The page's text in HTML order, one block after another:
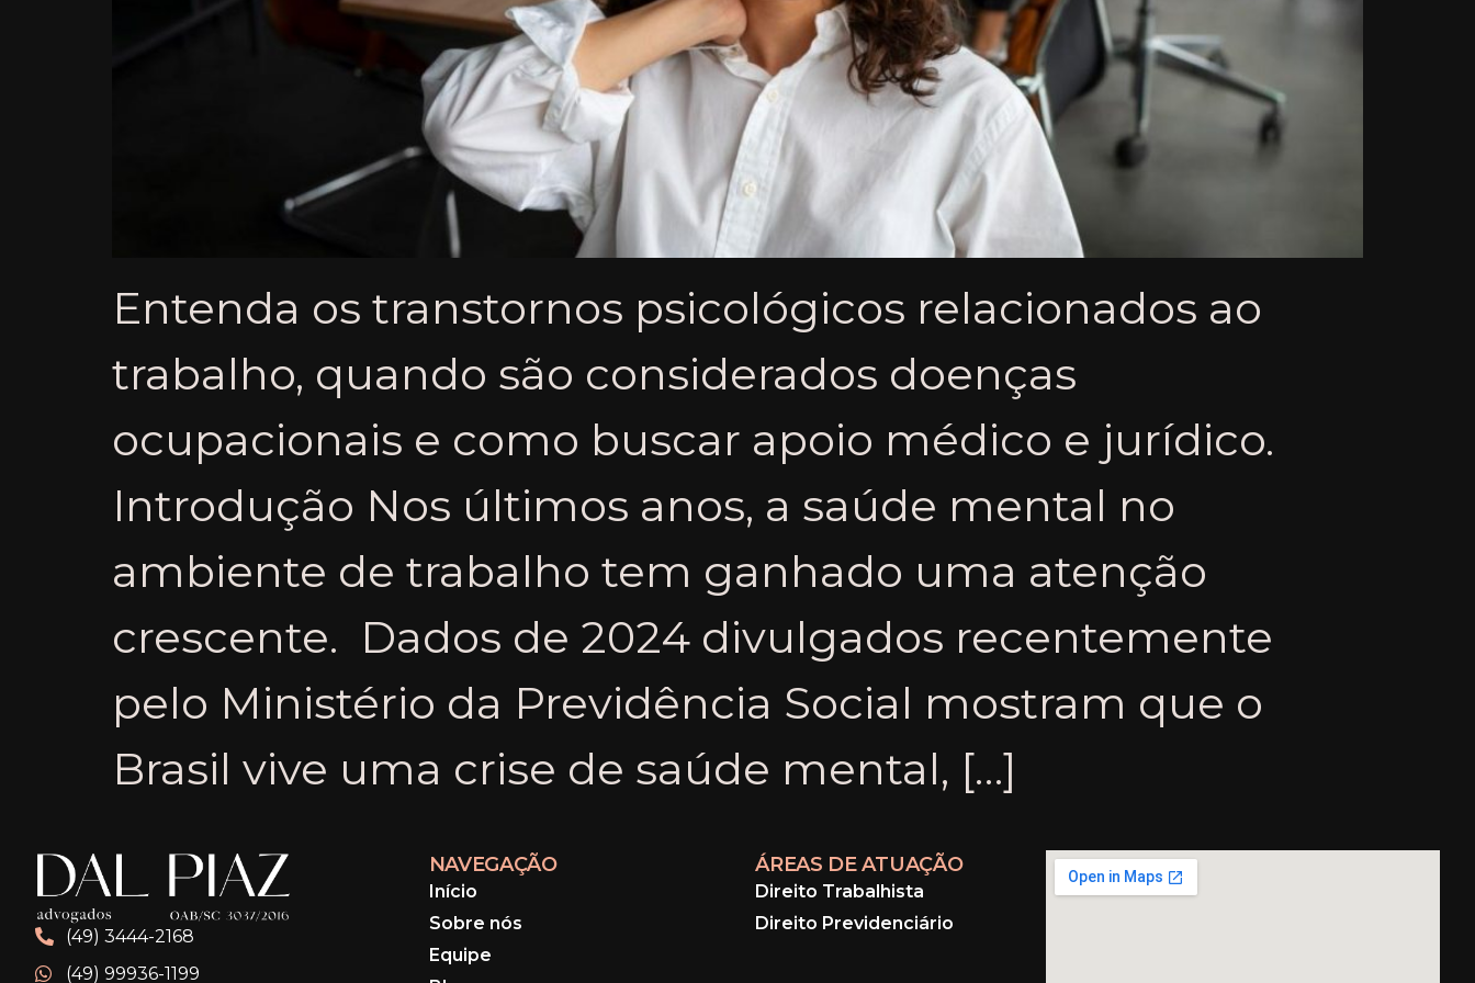
Entenda os transtornos psicológicos relacionados ao
trabalho, quando são considerados doenças
ocupacionais e como buscar apoio médico e jurídico.
Introdução Nos últimos anos, a saúde mental no
ambiente de trabalho tem ganhado uma atenção
crescente. Dados de 2024 divulgados recentemente
pelo Ministério da Previdência Social mostram que o
Brasil vive uma crise de saúde mental, […]
(49) 3444-2168
(49) 99936-1199
NAVEGAÇÃO
Início
Sobre nós
Equipe
ÁREAS DE ATUAÇÃO
Direito Trabalhista
Direito Previdenciário